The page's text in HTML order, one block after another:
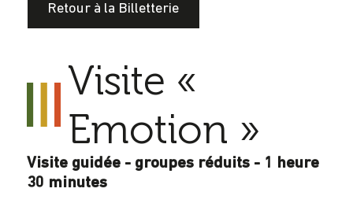
Retour à la Billetterie
Visite «
Emotion »
Visite guidée - groupes réduits - 1 heure
30 minutes